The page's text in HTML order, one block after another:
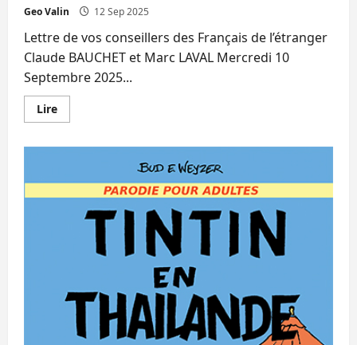
Geo Valin 12 Sep 2025
Lettre de vos conseillers des Français de l’étranger
Claude BAUCHET et Marc LAVAL Mercredi 10
Septembre 2025...
LireEn
savoir
et
Bauchet
évoquent
tournée
consulaire
CFE.